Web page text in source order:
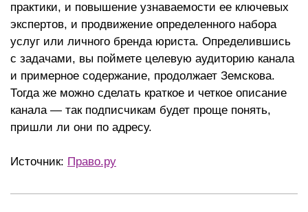
практики, и повышение узнаваемости ее ключевых
экспертов, и продвижение определенного набора
услуг или личного бренда юриста. Определившись
с задачами, вы поймете целевую аудиторию канала
и примерное содержание, продолжает Земскова.
Тогда же можно сделать краткое и четкое описание
канала — так подписчикам будет проще понять,
пришли ли они по адресу.
Источник: Право.ру